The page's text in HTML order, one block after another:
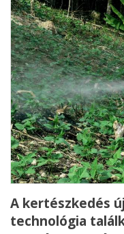
A kertészkedés
technológia